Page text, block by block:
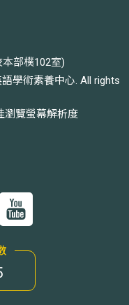
部樸102室)
學術素養中心. All rights
瀏覽螢幕解析度